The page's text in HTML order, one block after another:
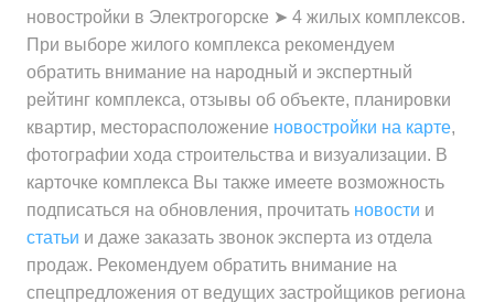
новостройки в Электрогорске ➤ 4 жилых комплексов.
При выборе жилого комплекса рекомендуем
обратить внимание на народный и экспертный
рейтинг комплекса, отзывы об объекте, планировки
квартир, месторасположение новостройки на карте,
фотографии хода строительства и визуализации. В
карточке комплекса Вы также имеете возможность
подписаться на обновления, прочитать новости и
статьи и даже заказать звонок эксперта из отдела
продаж. Рекомендуем обратить внимание на
спецпредложения от ведущих застройщиков региона